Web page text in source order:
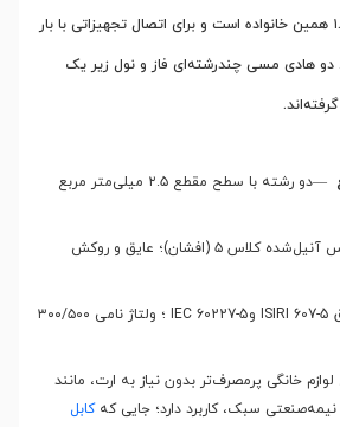
نسخه ضخیم‌تر از سایز ۱.۵ همین خانواده است و برای اتصال تجهیزاتی با بار
دو هادی مسی چندرشته‌ای فاز و نول زیر یک
گرفته‌اند.
—
دو رشته با سطح مقطع ۲.۵ میلی‌متر مربع
هادی مس آنیل‌شده کلاس ۵ (افشان)؛ عایق و روکش
ISIRI 607-5 وIEC 60227-5
؛ ولتاژ نامی ۳۰۰/۵۰۰
لوازم خانگی پرمصرف‌تر بدون نیاز به ارت، مانند
سبک، کاربرد دارد؛ جایی کهکابل